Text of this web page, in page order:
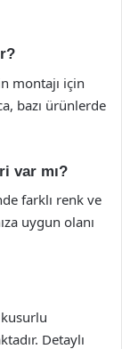
montajı için
bazı ürünlerde
var mı?
farklı renk ve
uygun olanı
Detaylı